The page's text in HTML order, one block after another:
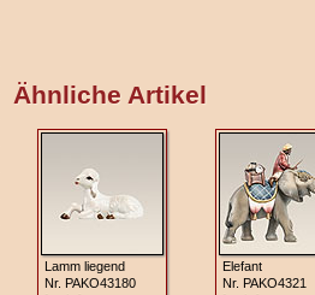
Ähnliche Artikel
Lamm liegend
Nr. PAKO43180
Elefant
Nr. PAKO4321